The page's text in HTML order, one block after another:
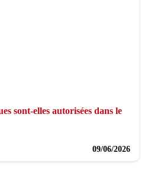
sont-elles autorisées dans le
09/06/2026